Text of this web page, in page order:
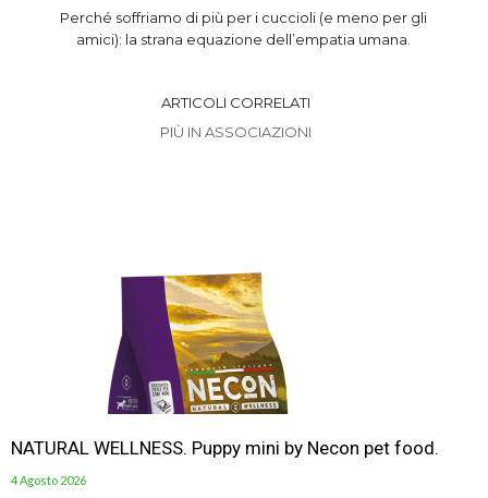
Perché soffriamo di più per i cuccioli (e meno per gli
amici): la strana equazione dell’empatia umana.
ARTICOLI CORRELATI
PIÙ IN ASSOCIAZIONI
NATURAL WELLNESS. Puppy mini by Necon pet food.
4 Agosto 2026